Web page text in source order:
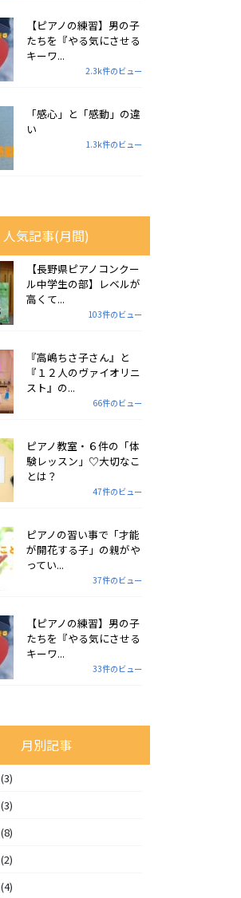
【ピアノの練習】男の子
たちを『やる気にさせる
キーワ...
2.3k件のビュー
「感心」と「感動」の違
い
1.3k件のビュー
人気記事(月間)
【長野県ピアノコンクー
ル中学生の部】レベルが
高くて...
103件のビュー
『高嶋ちさ子さん』と
『１２人のヴァイオリニ
スト』の...
66件のビュー
ピアノ教室・６件の「体
験レッスン」♡大切なこ
とは？
47件のビュー
ピアノの習い事で「才能
が開花する子」の親がや
ってい...
37件のビュー
【ピアノの練習】男の子
たちを『やる気にさせる
キーワ...
33件のビュー
月別記事
(3)
(3)
(8)
(2)
(4)